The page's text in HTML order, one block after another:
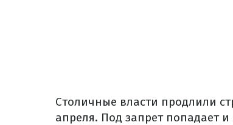
Столичные власти продлили
апреля. Под запрет попадает